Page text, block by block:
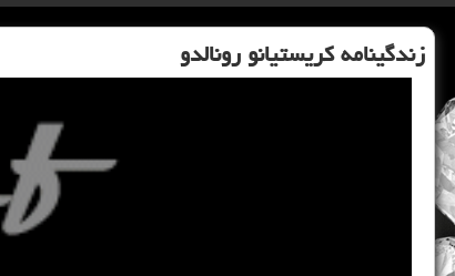
زندگینامه كریستیانو رونالدو